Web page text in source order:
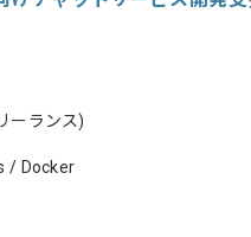
ーランス)
/ Docker